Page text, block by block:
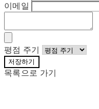
이메일
평점 주기
저장하기
목록으로 가기